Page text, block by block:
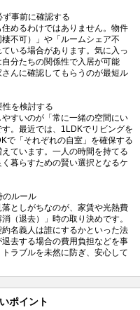
ず事前に確認する
めるわけではありません。物件
不可）」や「ルームシェア不
いる場合があります。気に入っ
分たちの関係性で入居が可能
んに確認してもらうのが最短ル
性を検討する
すいのが「常に一緒の空間にい
。最近では、1LDKでリビングを
で「それぞれの自室」を確保する
ています。一人の時間を持てる
暮らすための賢い選択となるケ
のルール
としがちなのが、家賃や光熱費
（退去）」時の取り決めです。
名義人は誰にするかといった法
去する場合の費用負担などを事
ラブルを未然に防ぎ、安心して
ポイント